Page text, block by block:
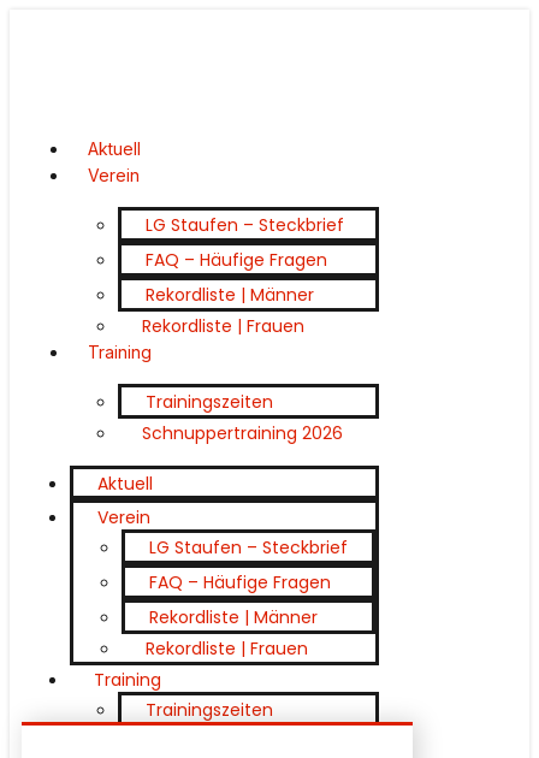
Aktuell
Verein
LG Staufen – Steckbrief
FAQ – Häufige Fragen
Rekordliste | Männer
Rekordliste | Frauen
Training
Trainingszeiten
Schnuppertraining 2026
Aktuell
Verein
LG Staufen – Steckbrief
FAQ – Häufige Fragen
Rekordliste | Männer
Rekordliste | Frauen
Training
Trainingszeiten